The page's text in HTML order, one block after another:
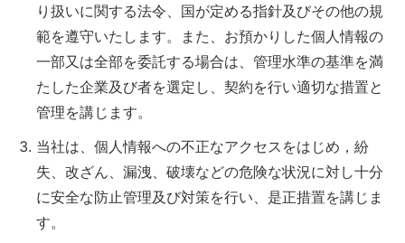
り扱いに関する法令、国が定める指針及びその他の規
範を遵守いたします。また、お預かりした個人情報の
一部又は全部を委託する場合は、管理水準の基準を満
たした企業及び者を選定し、契約を行い適切な措置と
管理を講じます。
当社は、個人情報への不正なアクセスをはじめ，紛
失、改ざん、漏洩、破壊などの危険な状況に対し十分
に安全な防止管理及び対策を行い、是正措置を講じま
す。